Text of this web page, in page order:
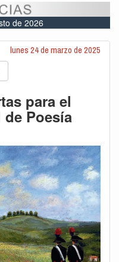
de 2026
lunes 24 de marzo de 2025
para el
Poesía